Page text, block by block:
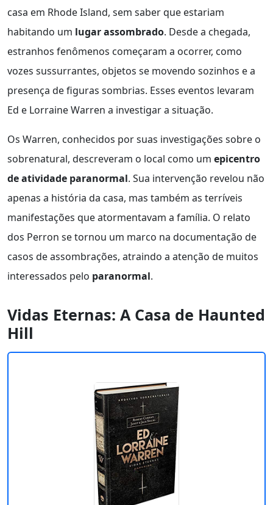
casa em Rhode Island, sem saber que estariam
habitando um lugar assombrado. Desde a chegada,
estranhos fenômenos começaram a ocorrer, como
vozes sussurrantes, objetos se movendo sozinhos e a
presença de figuras sombrias. Esses eventos levaram
Ed e Lorraine Warren a investigar a situação.
Os Warren, conhecidos por suas investigações sobre o
sobrenatural, descreveram o local como um epicentro
de atividade paranormal. Sua intervenção revelou não
apenas a história da casa, mas também as terríveis
manifestações que atormentavam a família. O relato
dos Perron se tornou um marco na documentação de
casos de assombrações, atraindo a atenção de muitos
interessados pelo paranormal.
Vidas Eternas: A Casa de Haunted
Hill